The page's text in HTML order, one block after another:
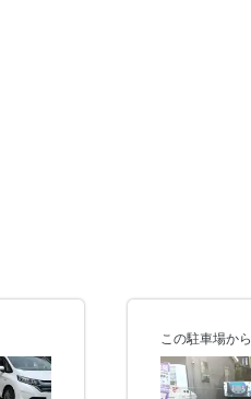
この駐車場から